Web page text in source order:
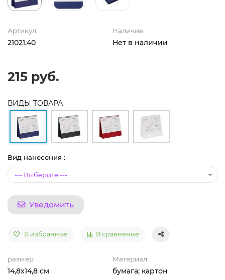
Артикул
21021.40
Наличие
Нет в наличии
215 руб.
ВИДЫ ТОВАРА
Вид нанесения :
Уведомить
В избранное В сравнение
размер
14,8х14,8 см
Материал
бумага; картон